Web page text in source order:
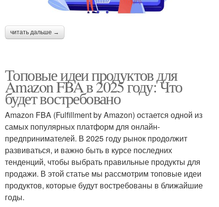
читать дальше →
Топовые идеи продуктов для
Amazon FBA в 2025 году: Что
будет востребовано
Amazon FBA (Fulfillment by Amazon) остается одной из
самых популярных платформ для онлайн-
предпринимателей. В 2025 году рынок продолжит
развиваться, и важно быть в курсе последних
тенденций, чтобы выбрать правильные продукты для
продажи. В этой статье мы рассмотрим топовые идеи
продуктов, которые будут востребованы в ближайшие
годы.